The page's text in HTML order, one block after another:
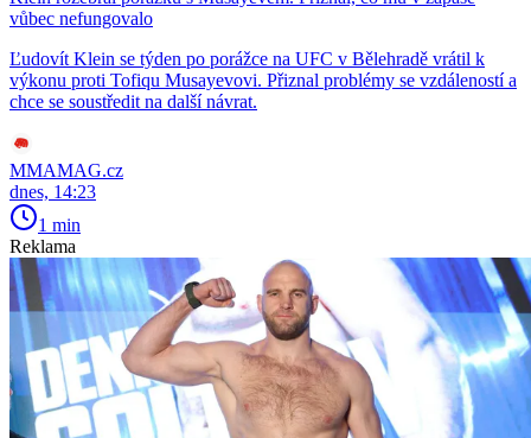
vůbec nefungovalo
Ľudovít Klein se týden po porážce na UFC v Bělehradě vrátil k
výkonu proti Tofiqu Musayevovi. Přiznal problémy se vzdáleností a
chce se soustředit na další návrat.
MMAMAG.cz
dnes, 14:23
1 min
Reklama